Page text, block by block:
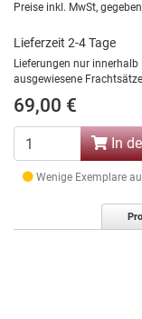
Preise inkl. MwSt,
Lieferzeit 2-4 Tage
Lieferungen nur
ausgewiesene
69,00 €
In
Wenige Exemplare